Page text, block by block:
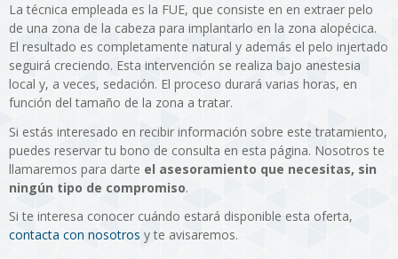
La técnica empleada es la FUE, que consiste en en extraer pelo
de una zona de la cabeza para implantarlo en la zona alopécica.
El resultado es completamente natural y además el pelo injertado
seguirá creciendo. Esta intervención se realiza bajo anestesia
local y, a veces, sedación. El proceso durará varias horas, en
función del tamaño de la zona a tratar.
Si estás interesado en recibir información sobre este tratamiento,
puedes reservar tu bono de consulta en esta página. Nosotros te
llamaremos para darte el asesoramiento que necesitas, sin
ningún tipo de compromiso.
Si te interesa conocer cuándo estará disponible esta oferta,
contacta con nosotros y te avisaremos.